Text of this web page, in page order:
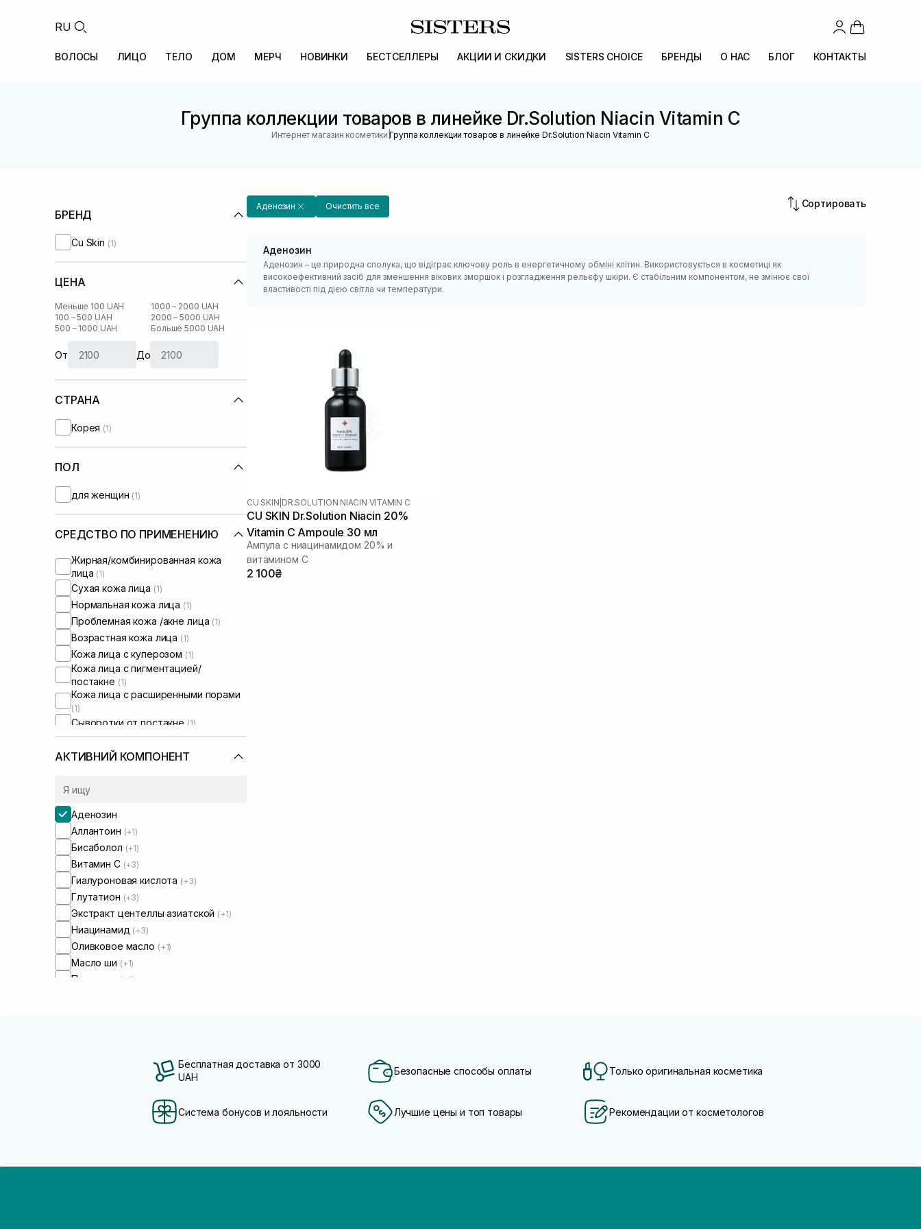
RU
ВОЛОСЫ ЛИЦО ТЕЛО ДОМ МЕРЧ НОВИНКИ БЕСТСЕЛЛЕРЫ АКЦИИ И СКИДКИ SISTERS CHOICE БРЕНДЫ О НАС БЛОГ КОНТАКТЫ
Группа коллекции товаров в линейке Dr.Solution Niacin Vitamin C
Интернет магазин косметики |Группа коллекции товаров в линейке Dr.Solution Niacin Vitamin C
БРЕНД
Cu Skin (1)
ЦЕНА
Меньше 100 UAH
100 – 500 UAH
500 – 1000 UAH
1000 – 2000 UAH
2000 – 5000 UAH
Больше 5000 UAH
От До
СТРАНА
Корея (1)
ПОЛ
для женщин (1)
СРЕДСТВО ПО ПРИМЕНЕНИЮ
Жирная/комбинированная кожа
лица (1)
Сухая кожа лица (1)
Нормальная кожа лица (1)
Проблемная кожа /акне лица (1)
Возрастная кожа лица (1)
Кожа лица с куперозом (1)
Кожа лица с пигментацией/
постакне (1)
Кожа лица с расширенными порами
(1)
Сыворотки от постакне (1)
АКТИВНИЙ КОМПОНЕНТ
Аденозин
Аллантоин (+1)
Бисаболол (+1)
Витамин C (+3)
Гиалуроновая кислота (+3)
Глутатион (+3)
Экстракт центеллы азиатской (+1)
Ниацинамид (+3)
Оливковое масло (+1)
Масло ши (+1)
Пантенол (+2)
Аденозин Очистить все Сортировать
Аденозин
Аденозин – це природна сполука, що відіграє ключову роль в енергетичному обміні клітин. Використовується в косметиці як
високоефективний засіб для зменшення вікових зморшок і розгладження рельєфу шкіри. Є стабільним компонентом, не змінює свої
властивості під дією світла чи температури.
CU SKIN DR.SOLUTION NIACIN VITAMIN C
CU SKIN Dr.Solution Niacin 20%
Vitamin C Ampoule 30 мл
Ампула с ниацинамидом 20% и
витамином C
2 100₴
Бесплатная доставка от 3000
UAH
Безопасные способы оплаты Только оригинальная косметика
Система бонусов и лояльности Лучшие цены и топ товары Рекомендации от косметологов